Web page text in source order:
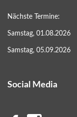
Nächste Termine:
Samstag, 01.08.2026
Samstag, 05.09.2026
Social Media